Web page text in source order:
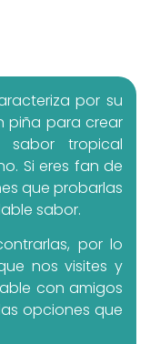
por su
piña para crear
sabor tropical
Si eres fan de
que probarlas
sabor.
por lo
nos visites y
con amigos
opciones que